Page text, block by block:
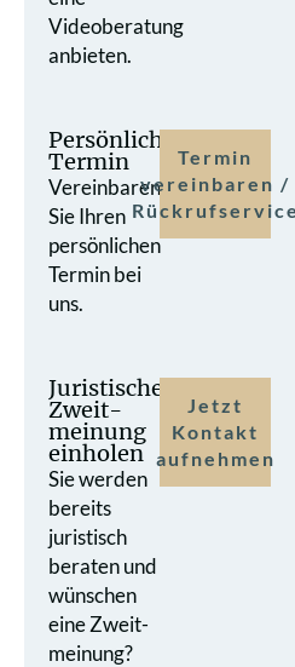
Videoberatung
anbieten.
Persönlicher
Termin
Vereinbaren
Sie Ihren
persönlichen
Termin bei
uns.
Termin
vereinbaren /
Juristische
Zweit­
meinung
einholen
Sie werden
bereits
juristisch
beraten und
wünschen
eine Zweit­
meinung?
Jetzt
Kontakt
aufnehmen